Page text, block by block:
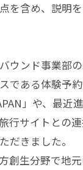
を含め、説明
ウンド事業部
である体験予
」や、最近
行サイトとの
だきました。
創生分野で地